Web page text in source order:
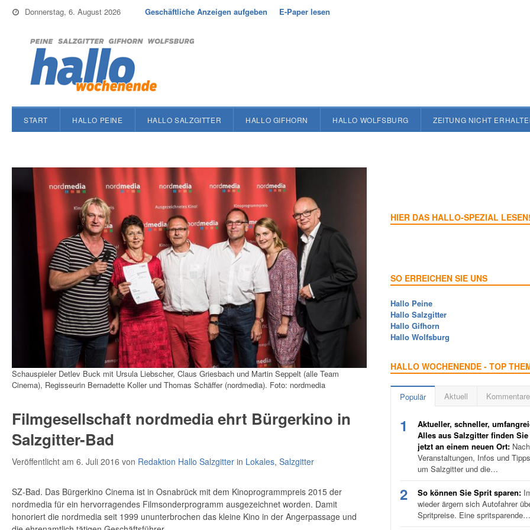
Donnerstag, 6. August 2026 Geschäftliche Anzeigen aufgeben E-Paper lesen
START HALLO PEINE HALLO SALZGITTER HALLO GIFHORN HALLO WOLFSBURG ZEITUNG NICHT
Schauspieler Detlev Buck mit Ursula Liebscher, Claus Griesbach und Martin Seppelt (alle Team
Cinema), Regisseurin Bernadette Koller und Thomas Schäffer (nordmedia). Foto: nordmedia
Filmgesellschaft nordmedia ehrt Bürgerkino in
Salzgitter-Bad
Veröffentlicht am 6. Juli 2016 von Redaktion Hallo Salzgitter in Lokales, Salzgitter
SZ-Bad. Das Bürgerkino Cinema ist in Osnabrück mit dem Kinoprogrammpreis 2015 der
nordmedia für ein hervorragendes Filmsonderprogramm ausgezeichnet worden. Damit
honoriert die nordmedia seit 1999 ununterbrochen das kleine Kino in der Angerpassage und
HIER DAS HALLO-SPEZIAL LESEN!
SO ERREICHEN SIE UNS
Hallo Peine
Hallo Salzgitter
Hallo Gifhorn
Hallo Wolfsburg
HALLO WOCHENENDE - TOP
Populär Aktuell Kommentare
1
Aktueller, schneller,
Alles aus Salzgitter finden
jetzt an einem neuen Ort:
Veranstaltungen, Infos und
um Salzgitter und die…
2 So können Sie Sprit sparen:
wieder ärgern sich Autofahrer
Spritpreise. Eine spritsparende…